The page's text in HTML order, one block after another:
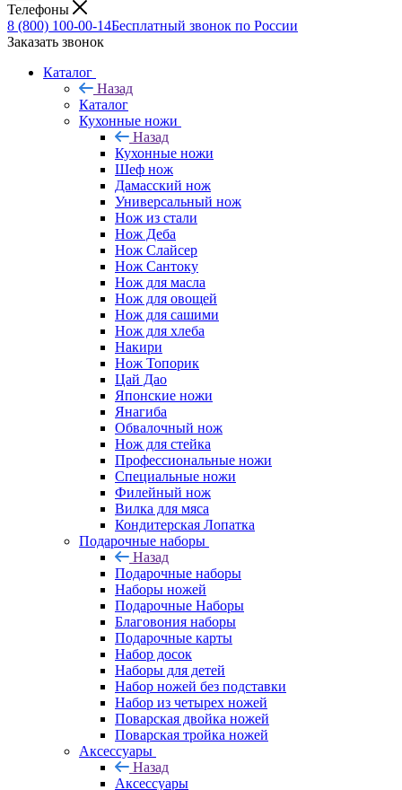
Телефоны
8 (800) 100-00-14Бесплатный звонок по России
Заказать звонок
Каталог
Назад
Каталог
Кухонные ножи
Назад
Кухонные ножи
Шеф нож
Дамасский нож
Универсальный нож
Нож из стали
Нож Деба
Нож Слайсер
Нож Сантоку
Нож для масла
Нож для овощей
Нож для сашими
Нож для хлеба
Накири
Нож Топорик
Цай Дао
Японские ножи
Янагиба
Обвалочный нож
Нож для стейка
Профессиональные ножи
Специальные ножи
Филейный нож
Вилка для мяса
Кондитерская Лопатка
Подарочные наборы
Назад
Подарочные наборы
Наборы ножей
Подарочные Наборы
Благовония наборы
Подарочные карты
Набор досок
Наборы для детей
Набор ножей без подставки
Набор из четырех ножей
Поварская двойка ножей
Поварская тройка ножей
Аксессуары
Назад
Аксессуары